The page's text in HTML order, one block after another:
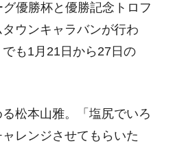
優勝杯と優勝記念トロフ
ウンキャラバンが行わ
も1月21日から27日の
松本山雅。「塩尻でいろ
レンジさせてもらいた